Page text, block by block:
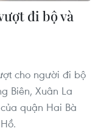
đi bộ và
cho người đi bộ
Biên, Xuân La
quận Hai Bà